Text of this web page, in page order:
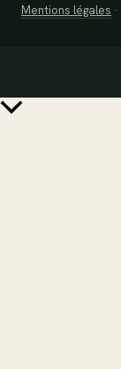
Mentions légales ·